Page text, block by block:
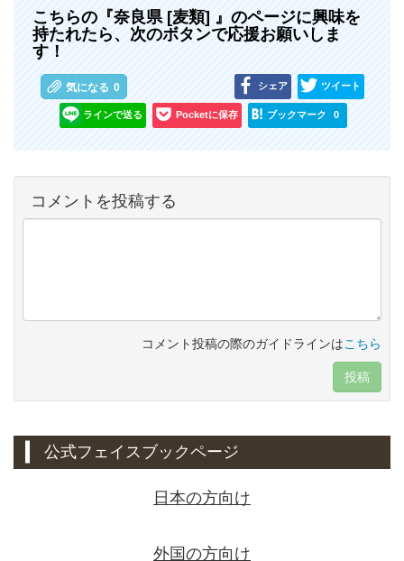
こちらの『奈良県 [麦類] 』のページに興味を
持たれたら、次のボタンで応援お願いしま
す！
気になる 0 シェア ツイート
ラインで送る Pocketに保存 ブックマーク 0
コメントを投稿する
コメント投稿の際のガイドラインはこちら
投稿
公式フェイスブックページ
日本の方向け
外国の方向け